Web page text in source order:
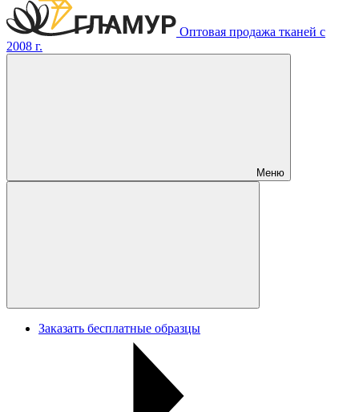
Оптовая продажа тканей с
2008 г.
Меню
Заказать бесплатные образцы